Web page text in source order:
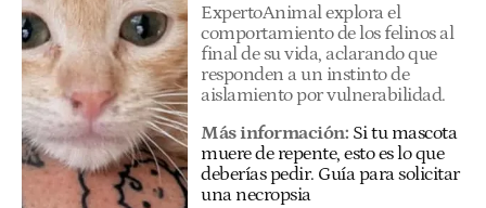
ExpertoAnimal explora el
comportamiento de los felinos al
final de su vida, aclarando que
responden a un instinto de
aislamiento por vulnerabilidad.
Más información: Si tu mascota
muere de repente, esto es lo que
deberías pedir. Guía para solicitar
una necropsia